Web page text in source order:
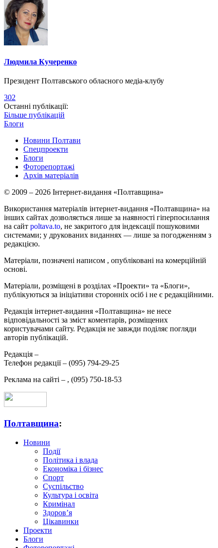
Людмила Кучеренко
Президент Полтавського обласного медіа-клубу
302
Останні публікації:
Більше публікацій
Блоги
Новини Полтави
Спецпроекти
Блоги
Фоторепортажі
Архів матеріалів
© 2009 – 2026 Інтернет-видання «Полтавщина»
Використання матеріалів інтернет-видання «Полтавщина» на
інших сайтах дозволяється лише за наявності гіперпосилання
на сайт poltava.to, не закритого для індексації пошуковими
системами; у друкованих виданнях — лише за погодженням з
редакцією.
Матеріали, позначені написом , опубліковані на комерційній
основі.
Матеріали, розміщені в розділах «Проекти» та «Блоги»,
публікуються за ініціативи сторонніх осіб і не є редакційними.
Редакція інтернет-видання «Полтавщина» не несе
відповідальності за зміст коментарів, розміщених
користувачами сайту. Редакція не завжди поділяє погляди
авторів публікацій.
Редакція –
Телефон редакції – (095) 794-29-25
Реклама на сайті – , (095) 750-18-53
Полтавщина:
Новини
Події
Політика і влада
Економіка і бізнес
Спорт
Суспільство
Культура і освіта
Кримінал
Здоров’я
Цікавинки
Проекти
Блоги